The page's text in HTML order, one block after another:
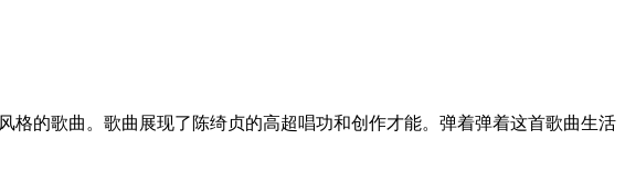
格的歌曲。歌曲展现了陈绮贞的高超唱功和创作才能。弹着弹着这首歌曲生活